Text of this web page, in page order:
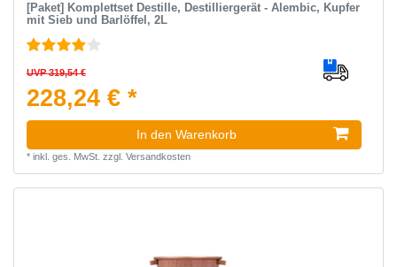
[Paket] Komplettset Destille, Destilliergerät - Alembic, Kupfer
mit Sieb und Barlöffel, 2L
UVP 319,54 €
228,24 € *
In den Warenkorb
* inkl. ges. MwSt. zzgl. Versandkosten